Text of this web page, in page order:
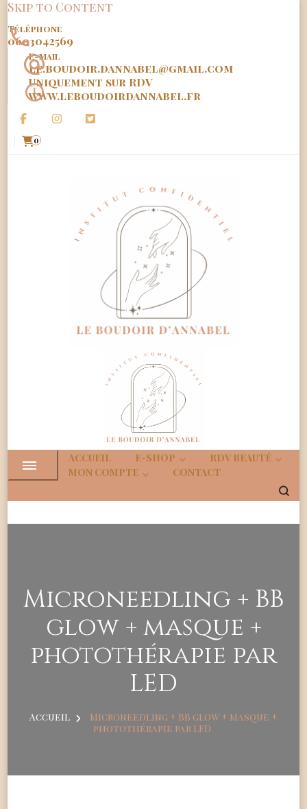
Skip to Content
Téléphone
0603042569
E-mail
le.boudoir.dannabel@gmail.com
Uniquement sur RDV
www.leboudoirdannabel.fr
0
Le
Boudoir
Institut Confidenciel
ACCUEIL E-SHOP
RDV BEAUTÉ
MON COMPTE
CONTACT
Microneedling + BB
glow + masque +
photothérapie par
LED
Accueil
Microneedling + BB glow + masque +
photothérapie par LED